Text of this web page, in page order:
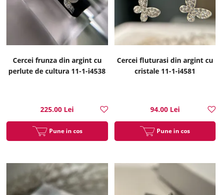
Cercei frunza din argint cu
perlute de cultura 11-1-i4538
225.00 Lei
Pune in cos
Cercei fluturasi din argint cu
cristale 11-1-i4581
94.00 Lei
Pune in cos